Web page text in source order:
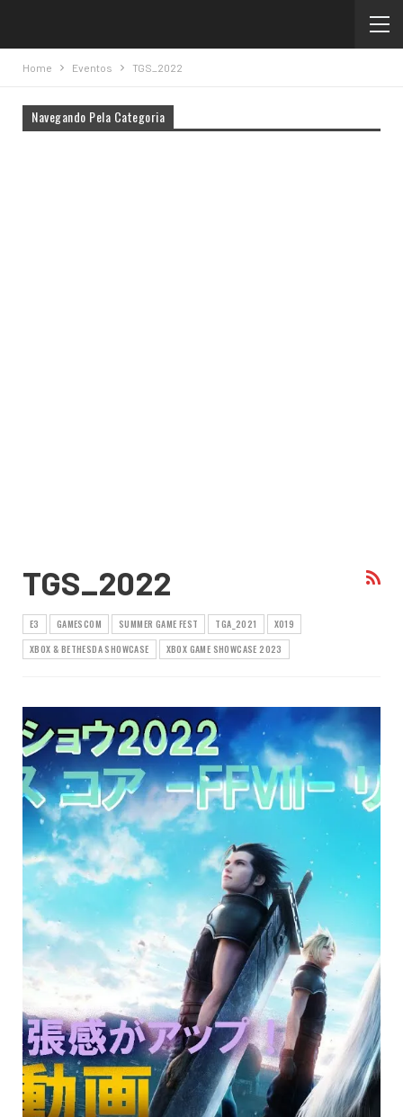
Home Eventos TGS_2022
Navegando Pela Categoria
TGS_2022
E3 GAMESCOM SUMMER GAME FEST TGA_2021
X019
XBOX & BETHESDA SHOWCASE
XBOX GAME SHOWCASE 2023